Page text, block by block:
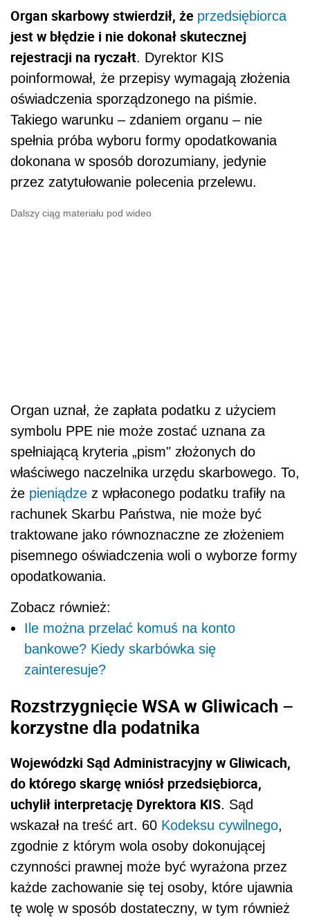
Organ skarbowy stwierdził, że przedsiębiorca
jest w błędzie i nie dokonał skutecznej
rejestracji na ryczałt. Dyrektor KIS
poinformował, że przepisy wymagają złożenia
oświadczenia sporządzonego na piśmie.
Takiego warunku – zdaniem organu – nie
spełnia próba wyboru formy opodatkowania
dokonana w sposób dorozumiany, jedynie
przez zatytułowanie polecenia przelewu.
Dalszy ciąg materiału pod wideo
Organ uznał, że zapłata podatku z użyciem
symbolu PPE nie może zostać uznana za
spełniającą kryteria „pism" złożonych do
właściwego naczelnika urzędu skarbowego. To,
że pieniądze z wpłaconego podatku trafiły na
rachunek Skarbu Państwa, nie może być
traktowane jako równoznaczne ze złożeniem
pisemnego oświadczenia woli o wyborze formy
opodatkowania.
Zobacz również:
Ile można przelać komuś na konto
bankowe? Kiedy skarbówka się
zainteresuje?
Rozstrzygnięcie WSA w Gliwicach –
korzystne dla podatnika
Wojewódzki Sąd Administracyjny w Gliwicach,
do którego skargę wniósł przedsiębiorca,
uchylił interpretację Dyrektora KIS. Sąd
wskazał na treść art. 60 Kodeksu cywilnego,
zgodnie z którym wola osoby dokonującej
czynności prawnej może być wyrażona przez
każde zachowanie się tej osoby, które ujawnia
tę wolę w sposób dostateczny, w tym również